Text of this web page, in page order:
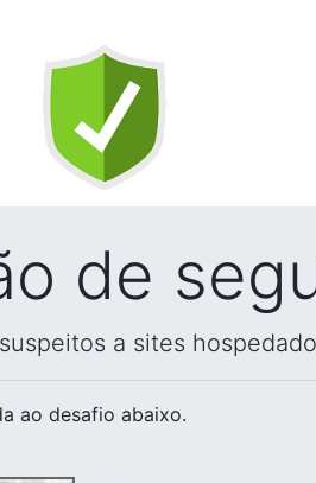
de
a sites
ao desafio abaixo.